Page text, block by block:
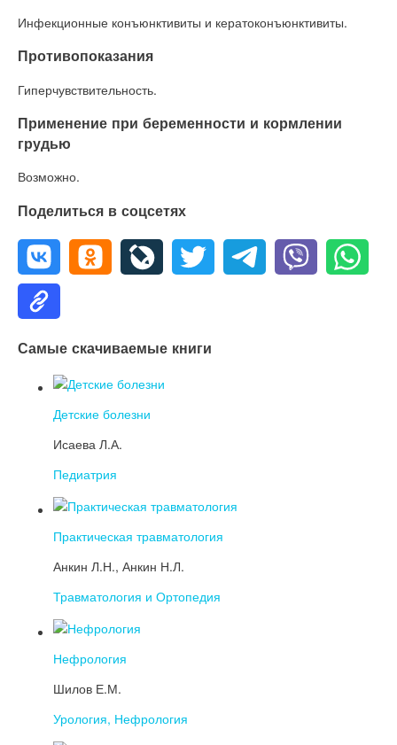
Инфекционные конъюнктивиты и кератоконъюнктивиты.
Противопоказания
Гиперчувствительность.
Применение при беременности и кормлении
грудью
Возможно.
Поделиться в соцсетях
Самые скачиваемые книги
Детские болезни
Исаева Л.А.
Педиатрия
Практическая травматология
Анкин Л.Н., Анкин Н.Л.
Травматология и Ортопедия
Нефрология
Шилов Е.М.
Урология, Нефрология